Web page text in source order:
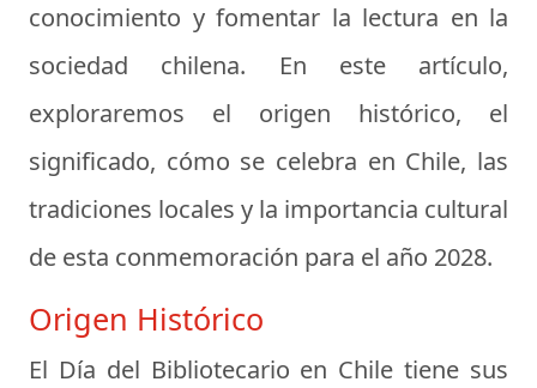
conocimiento y fomentar la lectura en la
sociedad chilena. En este artículo,
exploraremos el origen histórico, el
significado, cómo se celebra en Chile, las
tradiciones locales y la importancia cultural
de esta conmemoración para el año 2028.
Origen Histórico
El Día del Bibliotecario en Chile tiene sus